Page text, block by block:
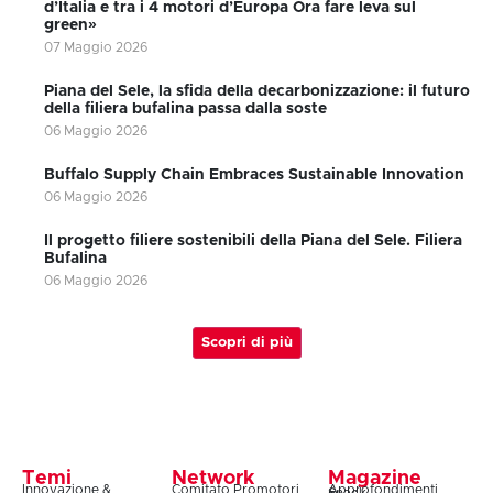
d’Italia e tra i 4 motori d’Europa Ora fare leva sul
green»
07 Maggio 2026
Piana del Sele, la sfida della decarbonizzazione: il futuro
della filiera bufalina passa dalla soste
06 Maggio 2026
Buffalo Supply Chain Embraces Sustainable Innovation
06 Maggio 2026
Il progetto filiere sostenibili della Piana del Sele. Filiera
Bufalina
06 Maggio 2026
Scopri di più
Temi
Innovazione &
Network
Comitato Promotori
Magazine
Approfondimenti